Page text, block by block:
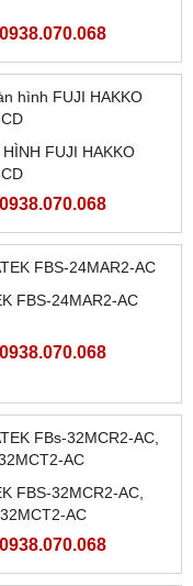
FBS-40MAR2-
40MCR2-AC, FBS-
AC, FBS-40MART-